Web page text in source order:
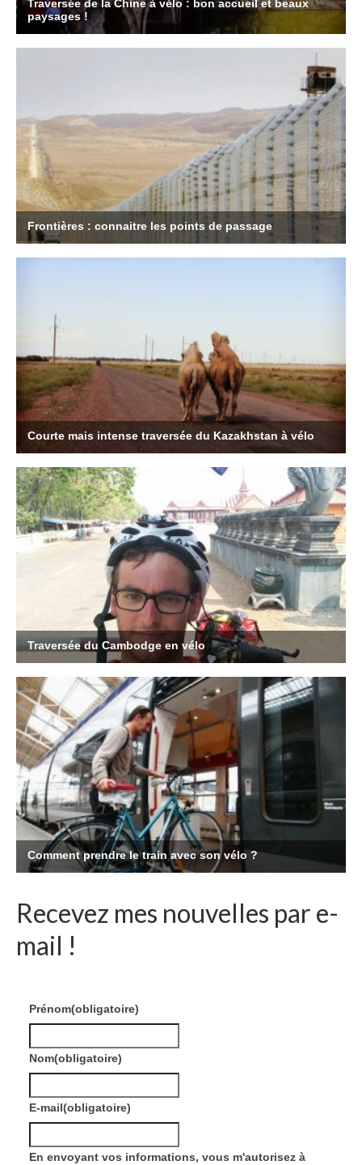
Recevez mes nouvelles par e-
mail !
Prénom(obligatoire)
Nom(obligatoire)
E-mail(obligatoire)
En envoyant vos informations, vous m'autorisez à